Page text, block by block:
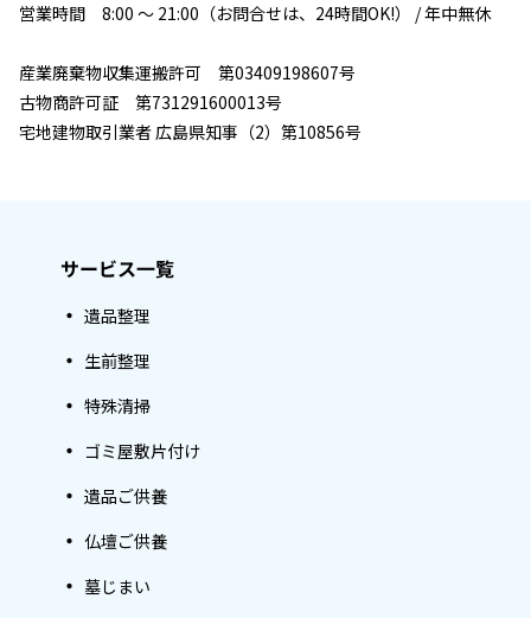
営業時間 8:00 ～ 21:00（お問合せは、24時間OK!） / 年中無休
産業廃棄物収集運搬許可 第03409198607号
古物商許可証 第731291600013号
宅地建物取引業者 広島県知事（2）第10856号
サービス一覧
遺品整理
生前整理
特殊清掃
ゴミ屋敷片付け
遺品ご供養
仏壇ご供養
墓じまい